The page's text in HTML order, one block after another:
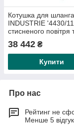
Котушка для шланга
INDUSTRIE '4430/
стисненого повітря
води 70 °C, 15 м,
бар'Бочка з
38 442 ₴
Купити
Про нас
Рейтинг не
Менше 5